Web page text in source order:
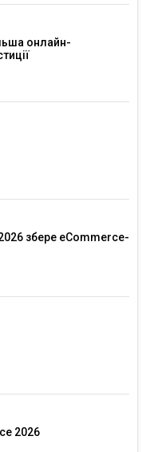
онлайн-
збере eCommerce-
2026